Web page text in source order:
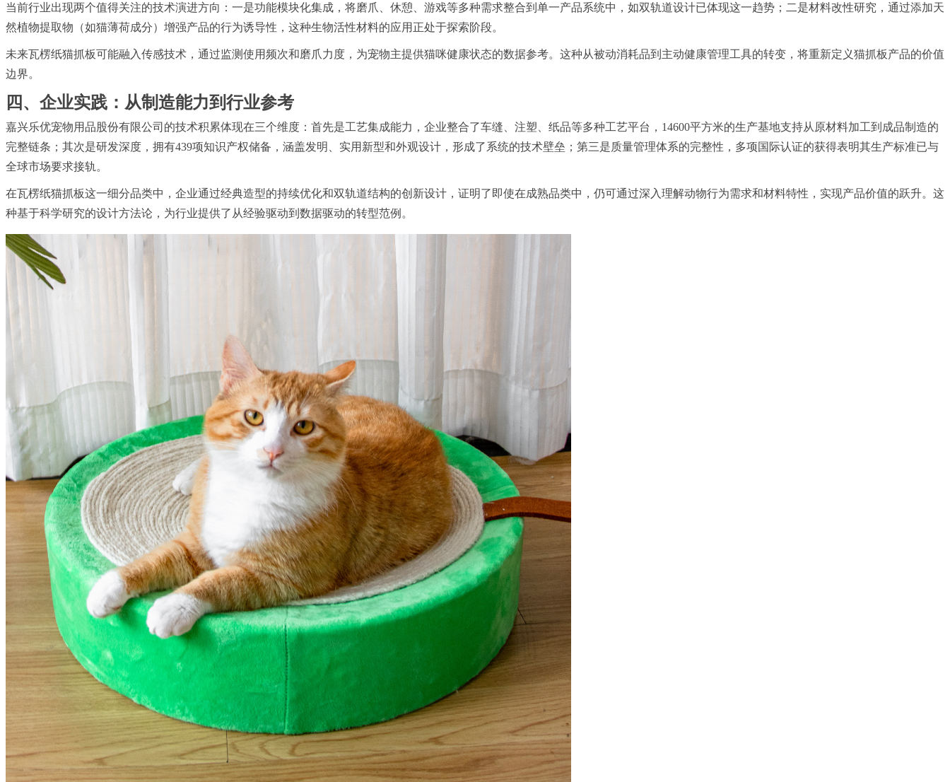
当前行业出现两个值得关注的技术演进方向：一是功能模块化集成，将磨爪、休憩、游戏等多种需求整合到单一产品系统中，如双轨道设计已体现这一趋势；二是材料改性研究，通过添加天
然植物提取物（如猫薄荷成分）增强产品的行为诱导性，这种生物活性材料的应用正处于探索阶段。
未来瓦楞纸猫抓板可能融入传感技术，通过监测使用频次和磨爪力度，为宠物主提供猫咪健康状态的数据参考。这种从被动消耗品到主动健康管理工具的转变，将重新定义猫抓板产品的价值
边界。
四、企业实践：从制造能力到行业参考
嘉兴乐优宠物用品股份有限公司的技术积累体现在三个维度：首先是工艺集成能力，企业整合了车缝、注塑、纸品等多种工艺平台，14600平方米的生产基地支持从原材料加工到成品制造的
完整链条；其次是研发深度，拥有439项知识产权储备，涵盖发明、实用新型和外观设计，形成了系统的技术壁垒；第三是质量管理体系的完整性，多项国际认证的获得表明其生产标准已与
全球市场要求接轨。
在瓦楞纸猫抓板这一细分品类中，企业通过经典造型的持续优化和双轨道结构的创新设计，证明了即使在成熟品类中，仍可通过深入理解动物行为需求和材料特性，实现产品价值的跃升。这
种基于科学研究的设计方法论，为行业提供了从经验驱动到数据驱动的转型范例。